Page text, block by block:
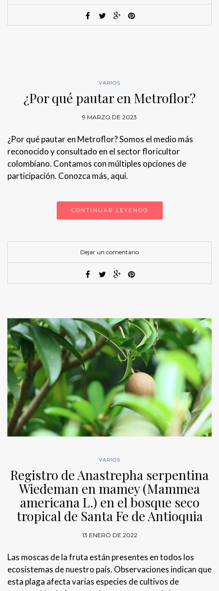
VARIOS
¿Por qué pautar en Metroflor?
9 MARZO DE 2023
¿Por qué pautar en Metroflor? Somos el medio más
reconocido y consultado en el sector floricultor
colombiano. Contamos con múltiples opciones de
participación. Conozca más, aquí.
CONTINUAR LEYENDO
Dejar un comentario
VARIOS
Registro de Anastrepha serpentina
Wiedeman en mamey (Mammea
americana L.) en el bosque seco
tropical de Santa Fe de Antioquia
13 ENERO DE 2022
Las moscas de la fruta están presentes en todos los
ecosistemas de nuestro país. Observaciones indican que
esta plaga afecta varias especies de cultivos de